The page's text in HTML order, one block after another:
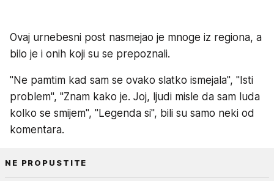
Ovaj urnebesni post nasmejao je mnoge iz regiona, a
bilo je i onih koji su se prepoznali.
"Ne pamtim kad sam se ovako slatko ismejala", "Isti
problem", "Znam kako je. Joj, ljudi misle da sam luda
kolko se smijem", "Legenda si", bili su samo neki od
komentara.
NE PROPUSTITE